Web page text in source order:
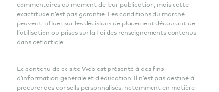
commentaires au moment de leur publication, mais cette
exactitude n’est pas garantie. Les conditions du marché
peuvent influer sur les décisions de placement découlant de
l’utilisation ou prises sur la foi des renseignements contenus
dans cet article.
Le contenu de ce site Web est présenté à des fins
d’information générale et d’éducation. Il n’est pas destiné à
procurer des conseils personnalisés, notamment en matière